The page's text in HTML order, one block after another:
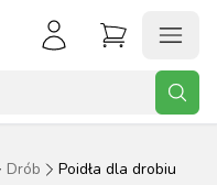
Drób Poidła dla drobiu